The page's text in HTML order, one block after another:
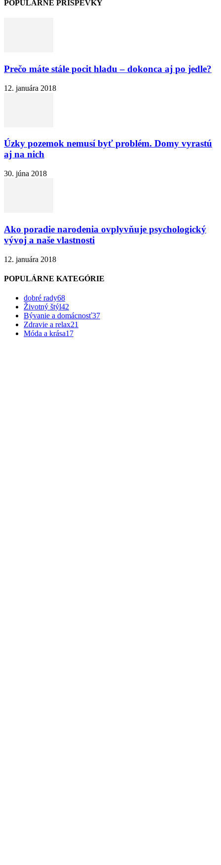
POPULÁRNE PRÍSPEVKY
Prečo máte stále pocit hladu – dokonca aj po jedle?
12. januára 2018
Úzky pozemok nemusí byť problém. Domy vyrastú
aj na nich
30. júna 2018
Ako poradie narodenia ovplyvňuje psychologický
vývoj a naše vlastnosti
12. januára 2018
POPULÁRNE KATEGÓRIE
dobré rady68
Životný štýl42
Bývanie a domácnosť37
Zdravie a relax21
Móda a krása17